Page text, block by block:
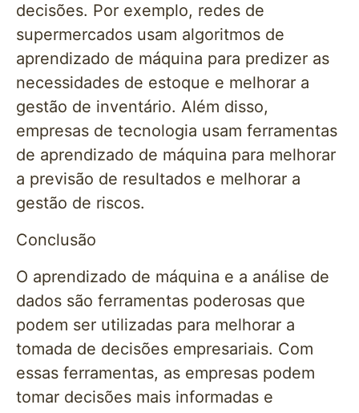
decisões. Por exemplo, redes de
supermercados usam algoritmos de
aprendizado de máquina para predizer as
necessidades de estoque e melhorar a
gestão de inventário. Além disso,
empresas de tecnologia usam ferramentas
de aprendizado de máquina para melhorar
a previsão de resultados e melhorar a
gestão de riscos.
Conclusão
O aprendizado de máquina e a análise de
dados são ferramentas poderosas que
podem ser utilizadas para melhorar a
tomada de decisões empresariais. Com
essas ferramentas, as empresas podem
tomar decisões mais informadas e